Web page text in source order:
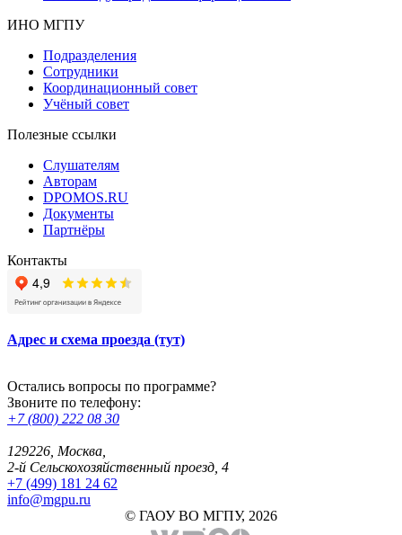
ИНО МГПУ
Подразделения
Сотрудники
Координационный совет
Учёный совет
Полезные ссылки
Слушателям
Авторам
DPOMOS.RU
Документы
Партнёры
Контакты
Адрес и схема проезда (тут)
Остались вопросы по программе?
Звоните по телефону:
+7 (800) 222 08 30
129226, Москва,
2-й Сельскохозяйственный проезд, 4
+7 (499) 181 24 62
info@mgpu.ru
© ГАОУ ВО МГПУ, 2026